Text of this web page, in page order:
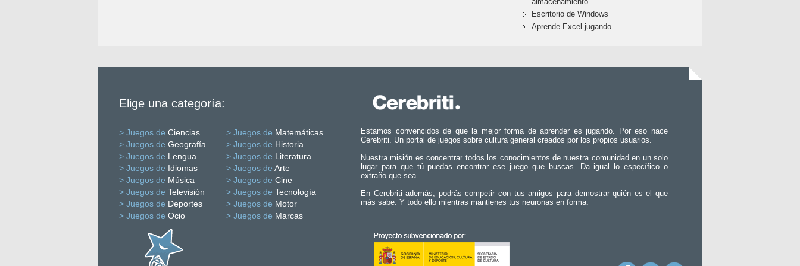
Escritorio de Windows
Aprende Excel jugando
Elige una categoría:
> Juegos de Ciencias > Juegos de Matemáticas
> Juegos de Geografía > Juegos de Historia
> Juegos de Lengua > Juegos de Literatura
> Juegos de Idiomas > Juegos de Arte
> Juegos de Música > Juegos de Cine
> Juegos de Televisión > Juegos de Tecnología
> Juegos de Deportes > Juegos de Motor
> Juegos de Ocio > Juegos de Marcas
Estamos convencidos de que la mejor forma de aprender es jugando. Por eso nace
Cerebriti. Un portal de juegos sobre cultura general creados por los propios usuarios.
Nuestra misión es concentrar todos los conocimientos de nuestra comunidad en un solo
lugar para que tú puedas encontrar ese juego que buscas. Da igual lo específico o
extraño que sea.
En Cerebriti además, podrás competir con tus amigos para demostrar quién es el que
más sabe. Y todo ello mientras mantienes tus neuronas en forma.